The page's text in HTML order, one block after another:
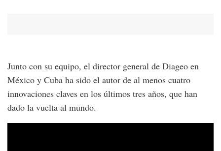
Junto con su equipo, el director general de Diageo en
México y Cuba ha sido el autor de al menos cuatro
innovaciones claves en los últimos tres años, que han
dado la vuelta al mundo.